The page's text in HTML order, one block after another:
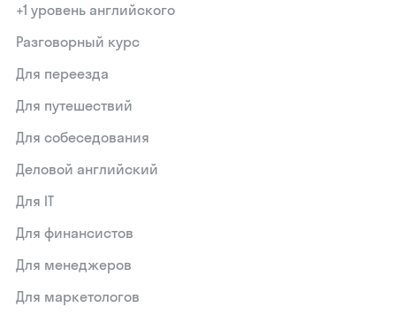
+1 уровень английского
Разговорный курс
Для переезда
Для путешествий
Для собеседования
Деловой английский
Для IT
Для финансистов
Для менеджеров
Для маркетологов